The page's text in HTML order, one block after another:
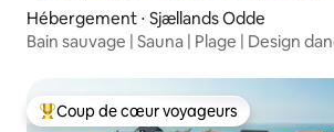
Hébergement ⋅ Sjællands Odde
Bain sauvage | Sauna | Plage | Design
Coups de cœur voyageurs les plus
Coup de cœur voyageurs